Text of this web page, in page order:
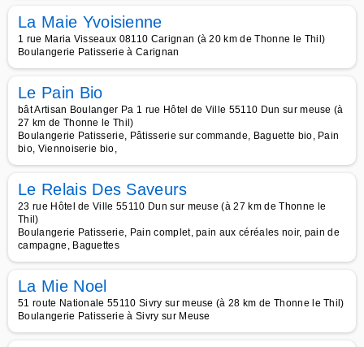
La Maie Yvoisienne
1 rue Maria Visseaux 08110 Carignan (à 20 km de Thonne le Thil)
Boulangerie Patisserie à Carignan
Le Pain Bio
bât Artisan Boulanger Pa 1 rue Hôtel de Ville 55110 Dun sur meuse (à
27 km de Thonne le Thil)
Boulangerie Patisserie, Pâtisserie sur commande, Baguette bio, Pain
bio, Viennoiserie bio,
Le Relais Des Saveurs
23 rue Hôtel de Ville 55110 Dun sur meuse (à 27 km de Thonne le
Thil)
Boulangerie Patisserie, Pain complet, pain aux céréales noir, pain de
campagne, Baguettes
La Mie Noel
51 route Nationale 55110 Sivry sur meuse (à 28 km de Thonne le Thil)
Boulangerie Patisserie à Sivry sur Meuse